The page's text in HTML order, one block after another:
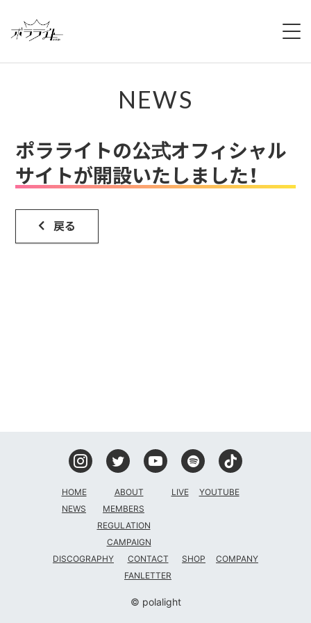
NEWS
ABOUT
MEMBERS
COMPANY
NEWS
ポラライトの公式オフィシャル
サイトが開設いたしました！
戻る
HOME
NEWS
ABOUT
MEMBERS
REGULATION
CAMPAIGN
LIVE YOUTUBE
DISCOGRAPHY
CONTACT
FANLETTER
SHOP COMPANY
© polalight